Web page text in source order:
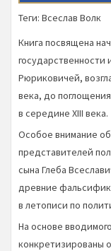
Теги: Всеслав Волк
Книга посвящена
государственности
Рюриковичей,
века, до
в середине XIII века.
Особое внимание
представителей
сына Глеба
древние
в летописи по
На основе
конкретизированы